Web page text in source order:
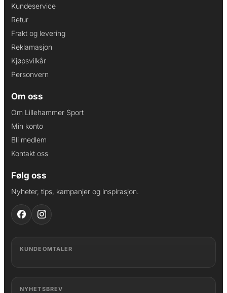
Kundeservice
Retur
Frakt og levering
Reklamasjon
Kjøpsvilkår
Personvern
Om oss
Om Lillehammer Sport
Min konto
Bli medlem
Kontakt oss
Følg oss
Nyheter, tips, kampanjer og inspirasjon.
KUNDEOMTALER
NYHETSBREV